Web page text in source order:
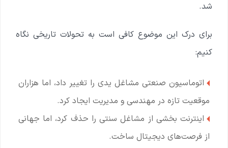
شد.
برای درک این موضوع کافی است به تحولات تاریخی نگاه
کنیم:
اتوماسیون صنعتی مشاغل یدی را تغییر داد، اما هزاران
موقعیت تازه در مهندسی و مدیریت ایجاد کرد.
اینترنت بخشی از مشاغل سنتی را حذف کرد، اما جهانی
از فرصت‌های دیجیتال ساخت.